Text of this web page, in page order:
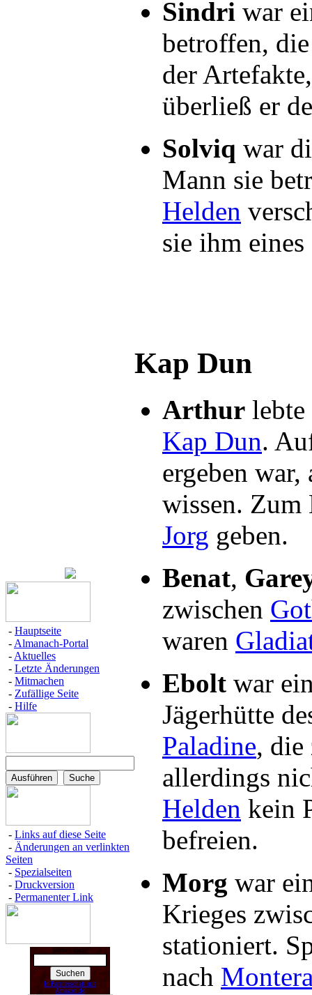
- Hauptseite
- Almanach-Portal
- Aktuelles
- Letzte Änderungen
- Mitmachen
- Zufällige Seite
- Hilfe
- Links auf diese Seite
- Änderungen an verlinkten
Seiten
- Spezialseiten
- Druckversion
- Permanenter Link
Suchen nach:
In Partnerschaft mit
Amazon.de
Sindri war
betroffen,
der
überließ er
Solviq war
Mann sie
Helden
sie ihm
Kap Dun
Arthur
Kap Dun.
ergeben war,
wissen.
Jorg geben.
Benat,
zwischen
waren
Ebolt war
Jägerhütte
Paladine,
allerdings
Helden kein
befreien.
Morg war
Krieges
stationiert.
nach